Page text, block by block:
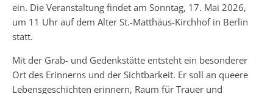
ein. Die Veranstaltung findet am Sonntag, 17. Mai 2026,
um 11 Uhr auf dem Alter St.-Matthäus-Kirchhof in Berlin
statt.
Mit der Grab- und Gedenkstätte entsteht ein besonderer
Ort des Erinnerns und der Sichtbarkeit. Er soll an queere
Lebensgeschichten erinnern, Raum für Trauer und